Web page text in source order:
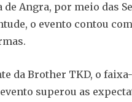
de Angra, por meio das
o evento contou
da Brother TKD, o
superou as